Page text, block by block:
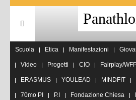
Scuola Etica Manifestazioni
Video Progetti CIO Fairplay/
ERASMUS YOULEAD MINDFIT
70mo PI P.I Fondazione Chiesa